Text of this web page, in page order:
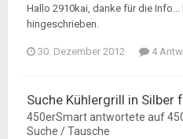
Hallo 2910kai, danke für die Info...
hingeschrieben.
30. Dezember 2012 4
Suche Kühlergrill in Silber
450erSmartantwortete auf
Suche / Tausche